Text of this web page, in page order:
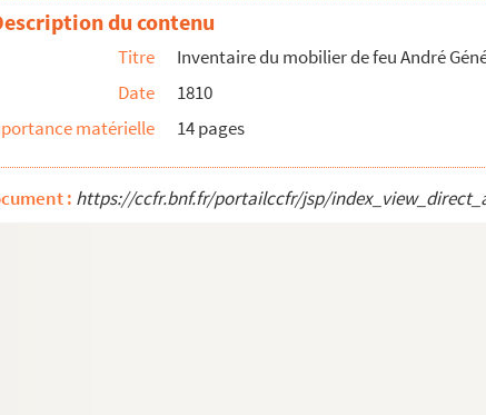
de 15 lettres écrites par Henri-Louis-Miche...
de Joseph Dagand. Partition manuscrite
musicale de Joseph Dagand pour orchestr...
cordes : le marchand de sarment par Joseph ...
majoribus pro die Sancti Marci. Vel pro al...
de Mandon et du marquis de l’Espine
à Tarascon. Correspondance avec Jules Vé...
à Tarascon. Correspondance diverse
du contenu
Titre
Inventaire du mobilier de feu André
Date
1810
matérielle
14 pages
: https://ccfr.bnf.fr/portailccfr/jsp/